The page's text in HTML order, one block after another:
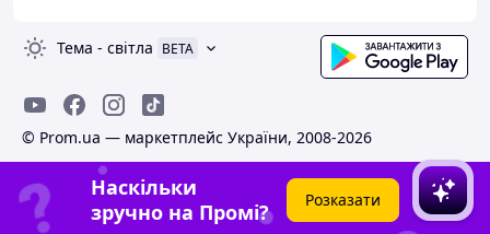
Тема - світла BETA
© Prom.ua — маркетплейс України, 2008-2026
Наскільки
зручно на Промі?
Розказати